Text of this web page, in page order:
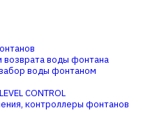
возврата воды фонтана
воды фонтаном
CONTROL
контроллеры фонтанов